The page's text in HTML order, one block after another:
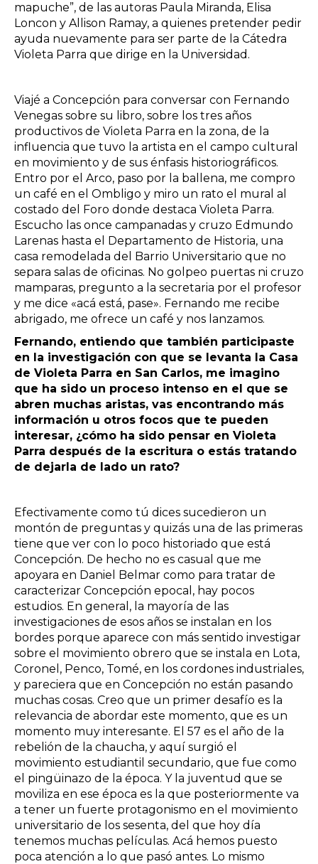
mapuche”, de las autoras Paula Miranda, Elisa
Loncon y Allison Ramay, a quienes pretender pedir
ayuda nuevamente para ser parte de la Cátedra
Violeta Parra que dirige en la Universidad.
Viajé a Concepción para conversar con Fernando
Venegas sobre su libro, sobre los tres años
productivos de Violeta Parra en la zona, de la
influencia que tuvo la artista en el campo cultural
en movimiento y de sus énfasis historiográficos.
Entro por el Arco, paso por la ballena, me compro
un café en el Ombligo y miro un rato el mural al
costado del Foro donde destaca Violeta Parra.
Escucho las once campanadas y cruzo Edmundo
Larenas hasta el Departamento de Historia, una
casa remodelada del Barrio Universitario que no
separa salas de oficinas. No golpeo puertas ni cruzo
mamparas, pregunto a la secretaria por el profesor
y me dice «acá está, pase». Fernando me recibe
abrigado, me ofrece un café y nos lanzamos.
Fernando, entiendo que también participaste
en la investigación con que se levanta la Casa
de Violeta Parra en San Carlos, me imagino
que ha sido un proceso intenso en el que se
abren muchas aristas, vas encontrando más
información u otros focos que te pueden
interesar, ¿cómo ha sido pensar en Violeta
Parra después de la escritura o estás tratando
de dejarla de lado un rato?
Efectivamente como tú dices sucedieron un
montón de preguntas y quizás una de las primeras
tiene que ver con lo poco historiado que está
Concepción. De hecho no es casual que me
apoyara en Daniel Belmar como para tratar de
caracterizar Concepción epocal, hay pocos
estudios. En general, la mayoría de las
investigaciones de esos años se instalan en los
bordes porque aparece con más sentido investigar
sobre el movimiento obrero que se instala en Lota,
Coronel, Penco, Tomé, en los cordones industriales,
y pareciera que en Concepción no están pasando
muchas cosas. Creo que un primer desafío es la
relevancia de abordar este momento, que es un
momento muy interesante. El 57 es el año de la
rebelión de la chaucha, y aquí surgió el
movimiento estudiantil secundario, que fue como
el pingüinazo de la época. Y la juventud que se
moviliza en ese época es la que posteriormente va
a tener un fuerte protagonismo en el movimiento
universitario de los sesenta, del que hoy día
tenemos muchas películas. Acá hemos puesto
poca atención a lo que pasó antes. Lo mismo